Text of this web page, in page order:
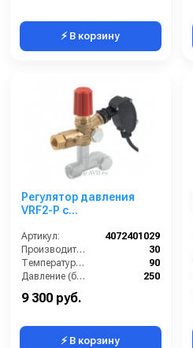
⚡ В корзину
Регулятор давления
VRF2-P с
выход 3/8"г; 30 л/мин 310
бар
Артикул:
4072401029
Производительность (л/мин):
30
Температура (°C):
90
Давление (бар):
250
9 300 руб.
⚡ В корзину